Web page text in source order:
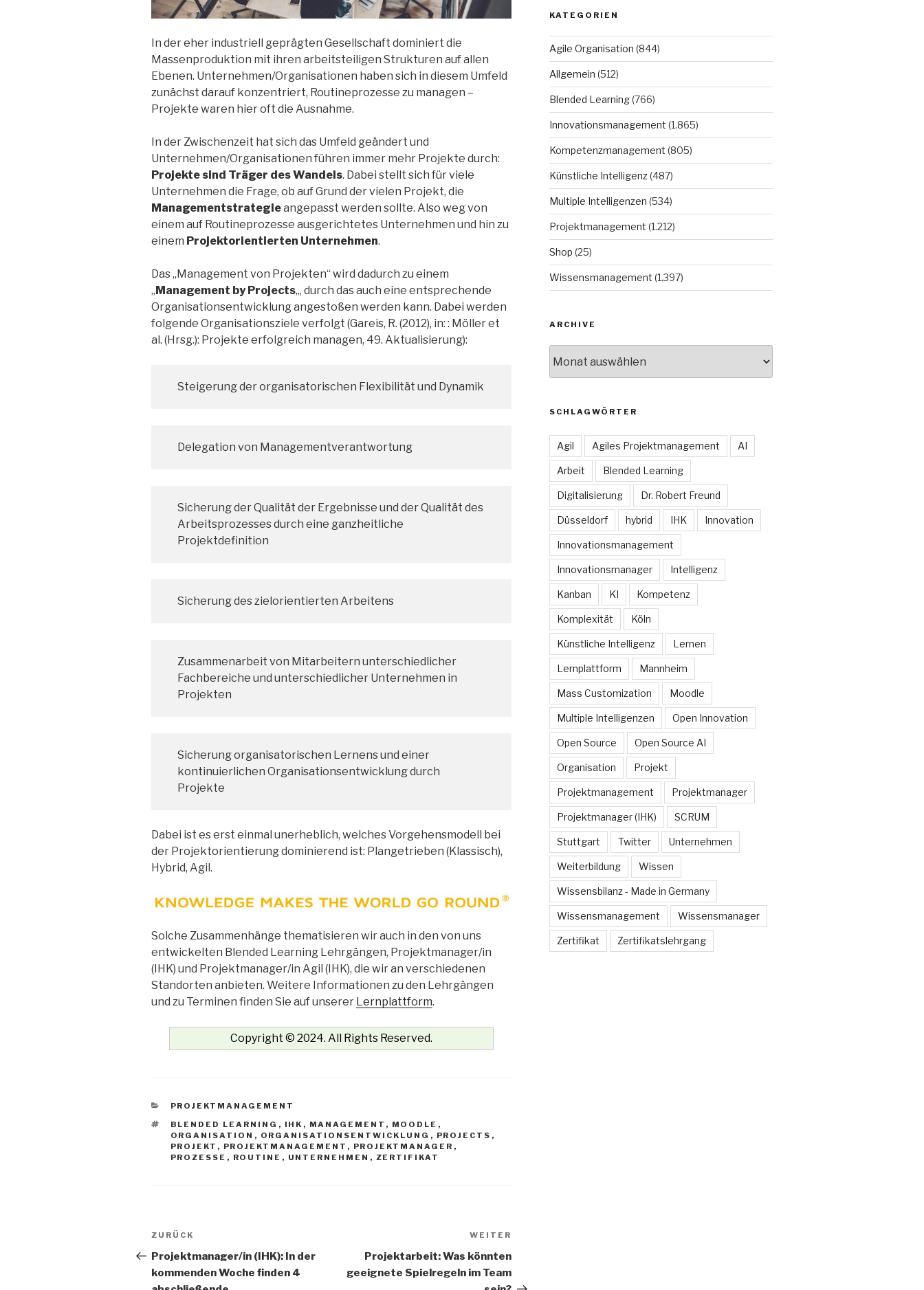
In der eher industriell geprägten Gesellschaft dominiert die
Massenproduktion mit ihren arbeitsteiligen Strukturen auf allen
Ebenen. Unternehmen/Organisationen haben sich in diesem Umfeld
zunächst darauf konzentriert, Routineprozesse zu managen –
Projekte waren hier oft die Ausnahme.
In der Zwischenzeit hat sich das Umfeld geändert und
Unternehmen/Organisationen führen immer mehr Projekte durch:
Projekte sind Träger des Wandels. Dabei stellt sich für viele
Unternehmen die Frage, ob auf Grund der vielen Projekt, die
Managementstrategieangepasst werden sollte. Also weg von
einem auf Routineprozesse ausgerichtetes Unternehmen und hin zu
einem Projektorientierten Unternehmen.
Das „Management von Projekten“ wird dadurch zu einem
„Management by Projects„, durch das auch eine entsprechende
Organisationsentwicklung angestoßen werden kann. Dabei werden
folgende Organisationsziele verfolgt (Gareis, R. (2012), in: : Möller et
al. (Hrsg.): Projekte erfolgreich managen, 49. Aktualisierung):
Steigerung der organisatorischen Flexibilität und Dynamik
Delegation von Managementverantwortung
Sicherung der Qualität der Ergebnisse und der Qualität des
Arbeitsprozesses durch eine ganzheitliche
Projektdefinition
Sicherung des zielorientierten Arbeitens
Zusammenarbeit von Mitarbeitern unterschiedlicher
Fachbereiche und unterschiedlicher Unternehmen in
Projekten
Sicherung organisatorischen Lernens und einer
kontinuierlichen Organisationsentwicklung durch
Projekte
Dabei ist es erst einmal unerheblich, welches Vorgehensmodell bei
der Projektorientierung dominierend ist: Plangetrieben (Klassisch),
Hybrid, Agil.
Solche Zusammenhänge thematisieren wir auch in den von uns
entwickelten Blended Learning Lehrgängen, Projektmanager/in
(IHK) und Projektmanager/in Agil (IHK), die wir an verschiedenen
Standorten anbieten. Weitere Informationen zu den Lehrgängen
und zu Terminen finden Sie auf unserer Lernplattform.
Copyright © 2024. All Rights Reserved.
KATEGORIEN
PROJEKTMANAGEMENT
SCHLAGWÖRTER
BLENDED LEARNING , IHK , MANAGEMENT , MOODLE ,
ORGANISATION , ORGANISATIONSENTWICKLUNG , PROJECTS ,
PROJEKT , PROJEKTMANAGEMENT , PROJEKTMANAGER ,
PROZESSE , ROUTINE , UNTERNEHMEN , ZERTIFIKAT
Beitrags-
Navigation
Vorheriger
Beitrag
ZURÜCK
Projektmanager/in (IHK): In der
kommenden Woche finden 4
Beitrag
WEITER
Projektarbeit: Was könnten
geeignete Spielregeln im Team
KATEGORIEN
Agile Organisation (844)
Allgemein (512)
Blended Learning(766)
Innovationsmanagement (1.865)
Kompetenzmanagement (805)
Künstliche Intelligenz(487)
Multiple Intelligenzen (534)
Projektmanagement (1.212)
Shop (25)
Wissensmanagement (1.397)
ARCHIVE
SCHLAGWÖRTER
Agil Agiles Projektmanagement AI
Arbeit Blended Learning
Digitalisierung Dr. Robert Freund
Düsseldorf hybrid IHK Innovation
Innovationsmanagement
Innovationsmanager Intelligenz
Kanban KI Kompetenz
Komplexität Köln
Künstliche Intelligenz Lernen
Lernplattform Mannheim
Mass Customization Moodle
Multiple Intelligenzen Open Innovation
Open Source Open Source AI
Organisation Projekt
Projektmanagement Projektmanager
Projektmanager (IHK) SCRUM
Stuttgart Twitter Unternehmen
Weiterbildung Wissen
Wissensbilanz - Made in Germany
Wissensmanagement Wissensmanager
Zertifikat Zertifikatslehrgang